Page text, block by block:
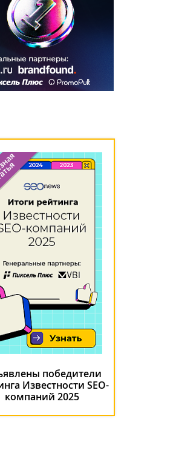
победители
Известности SEO-
компаний 2025